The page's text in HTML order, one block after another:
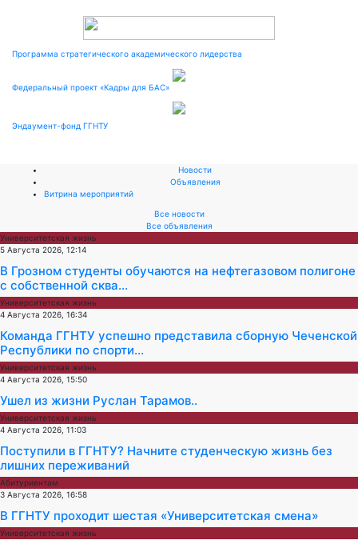
Программа стратегического академического лидерства
Федеральный проект «Кадры для БАС»
Эндаумент-фонд ГГНТУ
Новости
Объявления
Витрина мероприятий
Все новости
Все объявления
Университетская жизнь
5 Августа 2026, 12:14
В Грозном студенты обучаются на нефтегазовом полигоне
с собственной сква...
Университетская жизнь
4 Августа 2026, 16:34
Команда ГГНТУ успешно представила сборную Чеченской
Республики по спорти...
Университетская жизнь
4 Августа 2026, 15:50
Ушел из жизни Руслан Тарамов..
Университетская жизнь
4 Августа 2026, 11:03
Поступили в ГГНТУ? Начните студенческую жизнь без
лишних переживаний
Абитуриентам
3 Августа 2026, 16:58
В ГГНТУ проходит шестая «Университетская смена»
Университетская жизнь